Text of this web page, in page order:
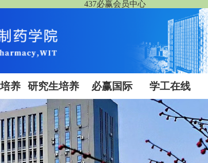
437必赢会员中心
养 研究生培养 必赢国际 学工在线